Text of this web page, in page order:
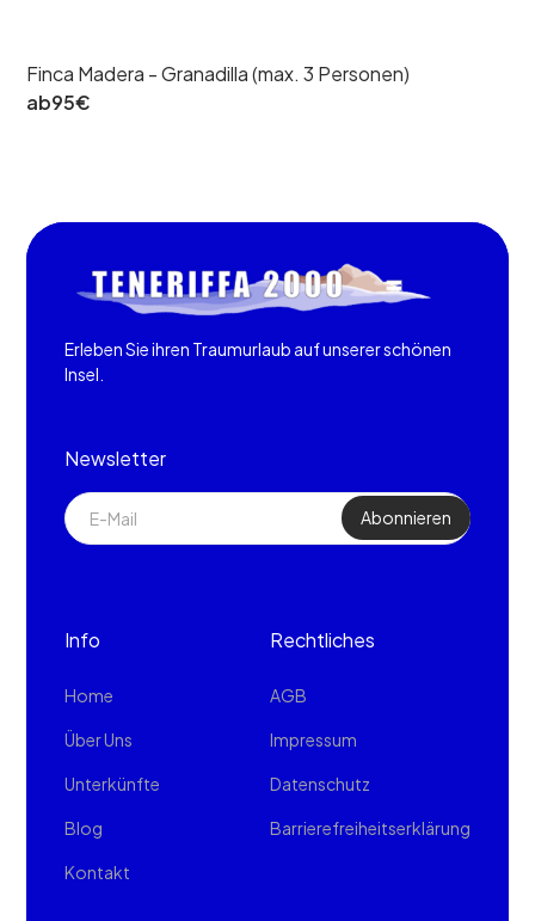
Finca Madera - Granadilla (max. 3 Personen)
ab95€
Erleben Sie ihren Traumurlaub auf unserer schönen
Insel.
Info
Home
Über Uns
Unterkünfte
Blog
Kontakt
Rechtliches
AGB
Impressum
Datenschutz
Barrierefreiheitserklärung
Newsletter